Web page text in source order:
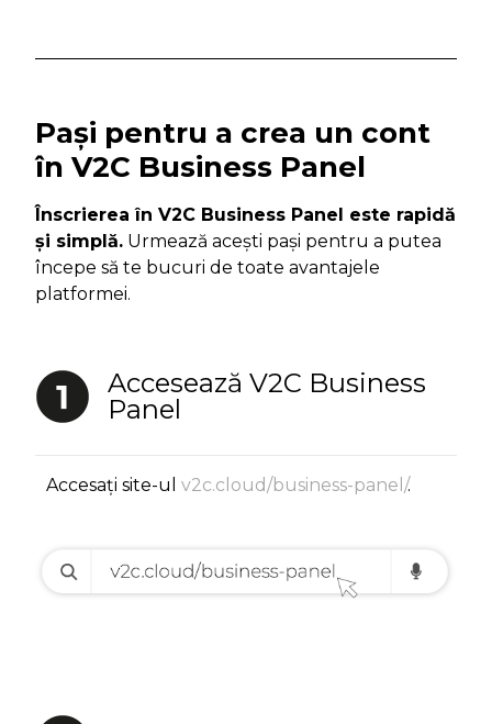
Pași pentru a crea un cont
în V2C Business Panel
Înscrierea în V2C Business Panel este rapidă
și simplă. Urmează acești pași pentru a putea
începe să te bucuri de toate avantajele
platformei.
Accesează V2C Business
Panel
Accesați site-ul v2c.cloud/business-panel/.